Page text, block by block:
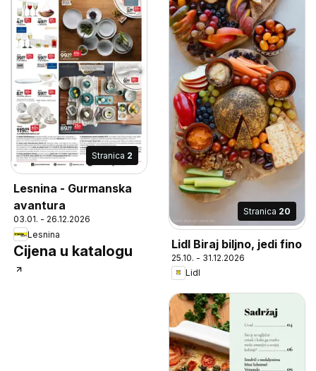
Stranica 2
Lesnina - Gurmanska
avantura
03.01. - 26.12.2026
Lesnina
Cijena u katalogu
Stranica 20
Lidl Biraj biljno, jedi fino
25.10. - 31.12.2026
Lidl